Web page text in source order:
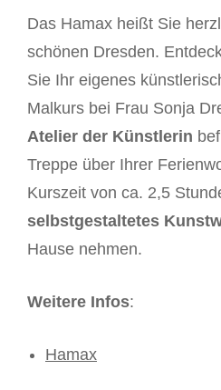
Das Hamax heißt Sie
schönen Dresden.
Sie Ihr eigenes
Malkurs bei Frau Sonja
Atelier der Künstlerin
Treppe über Ihrer
Kurszeit von ca. 2,5
selbstgestaltetes
Hause nehmen.
Weitere Infos:
Hamax